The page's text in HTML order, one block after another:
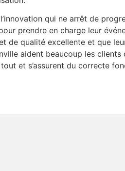
qui ne arrêt de
prendre en charge leur
de qualité excellente et que
aident beaucoup les
et s’assurent du correcte